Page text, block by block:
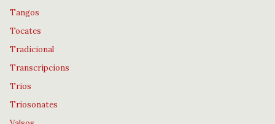
Tangos
Tocates
Tradicional
Transcripcions
Trios
Triosonates